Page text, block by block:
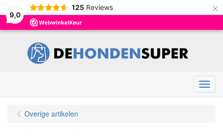
9,0
125 Reviews ×
Menu
Overige artikelen